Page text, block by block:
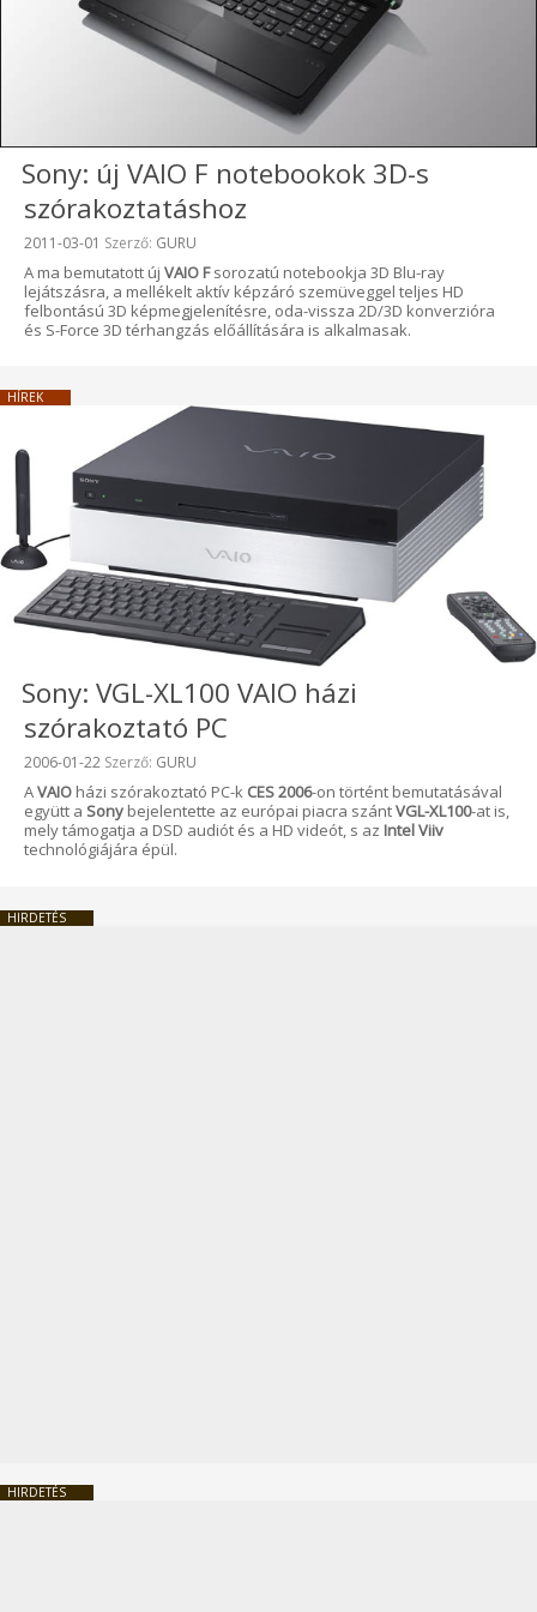
Sony: új VAIO F notebookok 3D-s
szórakoztatáshoz
Beküldve:
2011-03-01 Szerző: GURU
A ma bemutatott új VAIO Fsorozatú notebookja 3D Blu-ray
lejátszásra, a mellékelt aktív képzáró szemüveggel teljes HD
felbontású 3D képmegjelenítésre, oda-vissza 2D/3D konverzióra
és S-Force 3D térhangzás előállítására is alkalmasak.
HÍREK
Sony: VGL-XL100 VAIO házi
szórakoztató PC
Beküldve:
2006-01-22 Szerző: GURU
AVAIO házi szórakoztató PC-k CES 2006-on történt bemutatásával
együtt a Sony bejelentette az európai piacra szántVGL-XL100-at is,
mely támogatja a DSD audiót és a HD videót, s az Intel Viiv
technológiájára épül.
HIRDETÉS
HIRDETÉS